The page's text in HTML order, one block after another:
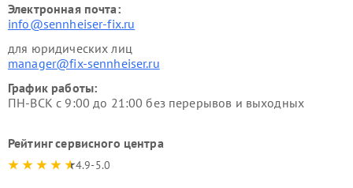
Электронная почта:
info@sennheiser-fix.ru
для юридических лиц
manager@fix-sennheiser.ru
График работы:
ПН-ВСК с 9:00 до 21:00 без перерывов и выходных
Рейтинг сервисного центра
4.9-5.0